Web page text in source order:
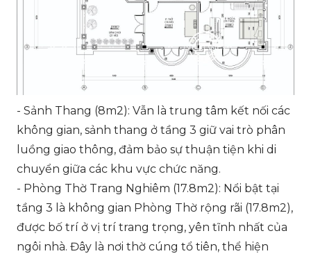
- Sảnh Thang (8m2): Vẫn là trung tâm kết nối các
không gian, sảnh thang ở tầng 3 giữ vai trò phân
luồng giao thông, đảm bảo sự thuận tiện khi di
chuyển giữa các khu vực chức năng.
- Phòng Thờ Trang Nghiêm (17.8m2): Nổi bật tại
tầng 3 là không gian Phòng Thờ rộng rãi (17.8m2),
được bố trí ở vị trí trang trọng, yên tĩnh nhất của
ngôi nhà. Đây là nơi thờ cúng tổ tiên, thể hiện